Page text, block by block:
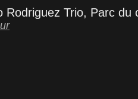
Trio, Parc du